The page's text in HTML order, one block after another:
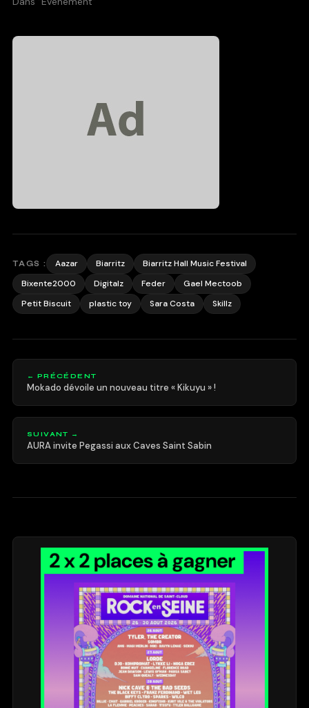
TAGS : Aazar Biarritz
Biarritz Hall Music Festival
Bixente2000
Digitalz Feder
Gael Mectoob
Petit Biscuit
plastic toy Sara Costa Skillz
← PRÉCÉDENT
Mokado dévoile un nouveau titre « Kikuyu » !
SUIVANT →
AURA invite Pegassi aux Caves Saint Sabin